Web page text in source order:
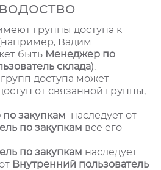
группы доступа к
Вадим
быть Менеджер по
склада).
доступа может
от связанной группы,
закупкам
наследует от
по закупкам все его
по закупкам наследует
Внутренний пользователь